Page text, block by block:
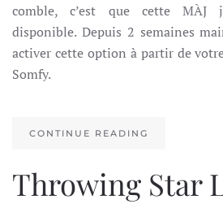
comble, c’est que cette MÀJ
disponible. Depuis 2 semaines
activer cette option à partir de
Somfy.
CONTINUE READING
Throwing Star